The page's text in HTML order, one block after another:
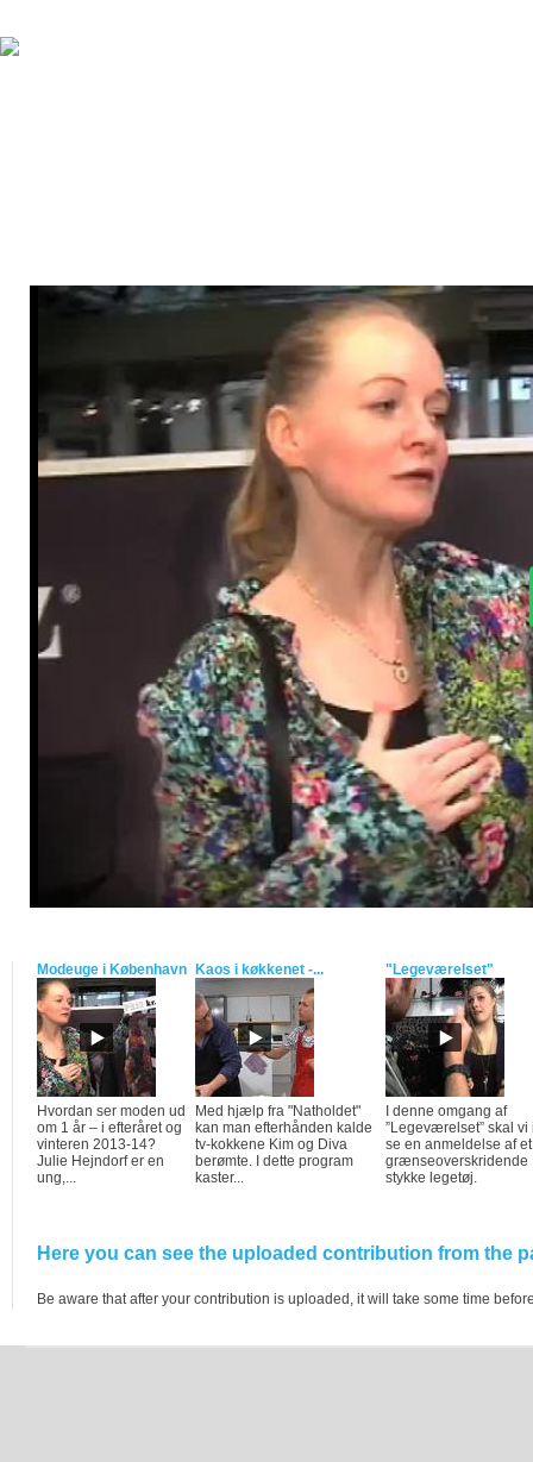
Modeuge i København
Hvordan ser moden ud
om 1 år – i efteråret og
vinteren 2013-14?
Julie Hejndorf er en
ung,...
Kaos i køkkenet -...
Med hjælp fra "Natholdet"
kan man efterhånden kalde
tv-kokkene Kim og Diva
berømte. I dette program
kaster...
"Legeværelset"
I denne omgang af
”Legeværelset” skal vi
se en anmeldelse af
grænseoverskridende
stykke legetøj.
Here you can see the uploaded contribution from the
Be aware that after your contribution is uploaded, it will take some time